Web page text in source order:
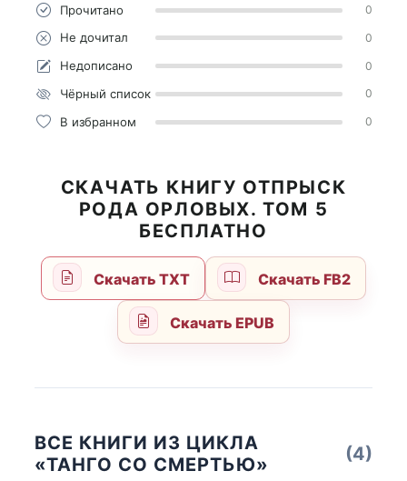
Прочитано 0
Не дочитал 0
Недописано 0
Чёрный список 0
В избранном 0
СКАЧАТЬ КНИГУ ОТПРЫСК
РОДА ОРЛОВЫХ. ТОМ 5
БЕСПЛАТНО
Скачать TXT Скачать FB2
Скачать EPUB
ВСЕ КНИГИ ИЗ ЦИКЛА
«ТАНГО СО СМЕРТЬЮ»
(4)